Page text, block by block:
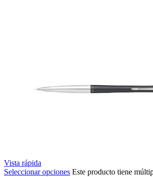
Vista rápida
Seleccionar opciones Este producto tiene